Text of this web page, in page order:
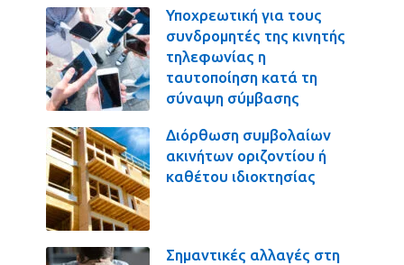
Υποχρεωτική για τους
συνδρομητές της κινητής
τηλεφωνίας η
ταυτοποίηση κατά τη
σύναψη σύμβασης
Διόρθωση συμβολαίων
ακινήτων οριζοντίου ή
καθέτου ιδιοκτησίας
Σημαντικές αλλαγές στη